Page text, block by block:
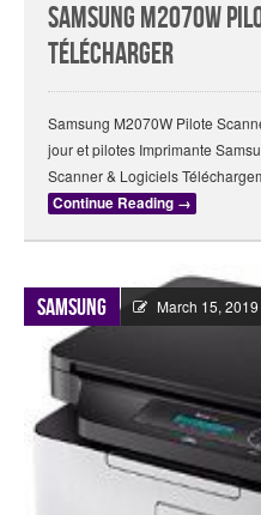
Samsung M2070W
Télécharger
Samsung M2070W Pilote
jour et pilotes Imprimante
Scanner & Logiciels
Continue Reading →
Samsung March 15, 2019